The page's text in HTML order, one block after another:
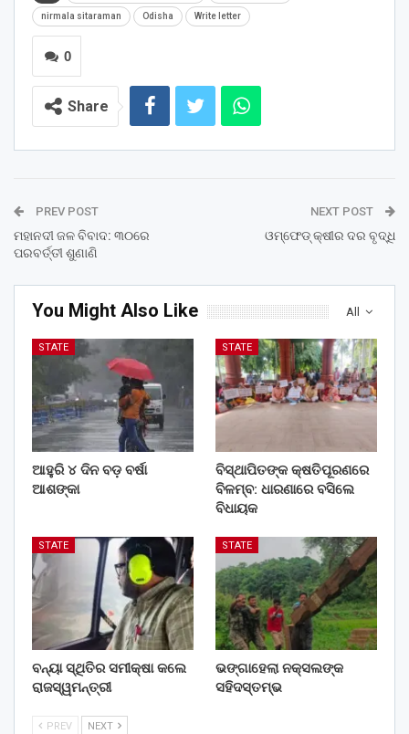
nirmala sitaraman Odisha Write letter
0
Share
PREV POST
ମହାନଦୀ ଜଳ ବିବାଦ: ୩୦ରେ
ପରବର୍ତ୍ତୀ ଶୁଣାଣି
NEXT POST
ଓମ୍‌ଫେଡ୍‌ କ୍ଷୀର ଦର ବୃଦ୍ଧି
All
You Might Also Like
STATE
ଆହୁରି ୪ ଦିନ ବଡ଼ ବର୍ଷା
ଆଶଙ୍କା
STATE
ବିସ୍ଥାପିତଙ୍କ କ୍ଷତିପୂରଣରେ
ବିଳମ୍ବ: ଧାରଣାରେ ବସିଲେ
ବିଧାୟକ
STATE
ବନ୍ୟା ସ୍ଥିତିର ସମୀକ୍ଷା କଲେ
ରାଜସ୍ୱମନ୍ତ୍ରୀ
STATE
ଭଙ୍ଗାହେଲା ନକ୍ସଲଙ୍କ
ସହିଦସ୍ତମ୍ଭ
PREV NEXT